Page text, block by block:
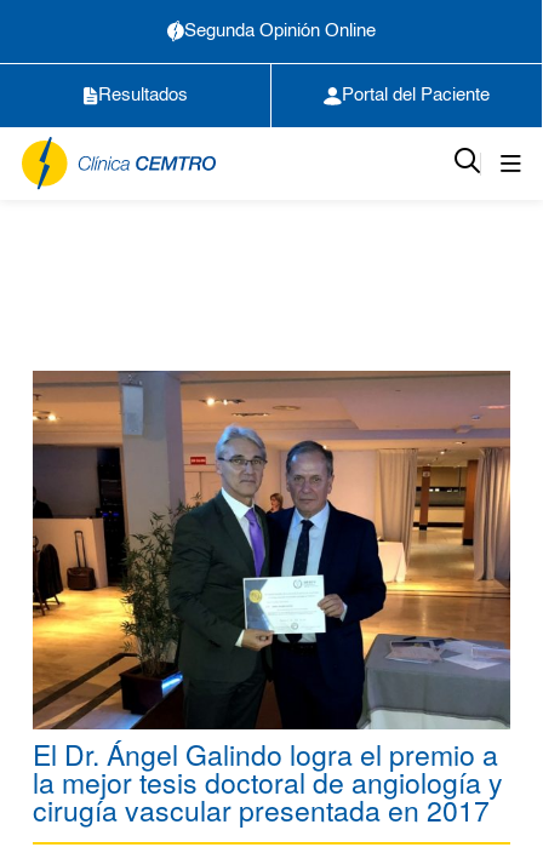
Segunda Opinión Online
Resultados Portal del Paciente
El Dr. Ángel Galindo logra el premio a
la mejor tesis doctoral de angiología y
cirugía vascular presentada en 2017